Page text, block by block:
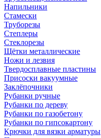
Напильники
Стамески
Труборезы
Степлеры
Стеклорезы
Щётки металлические
Ножи и лезвия
Твердосплавные пластины
Присоски вакуумные
Заклёпочники
Рубанки ручные
Рубанки по дереву
Рубанки по газобетону
Рубанки по гипсокартону
Крючки для вязки арматуры